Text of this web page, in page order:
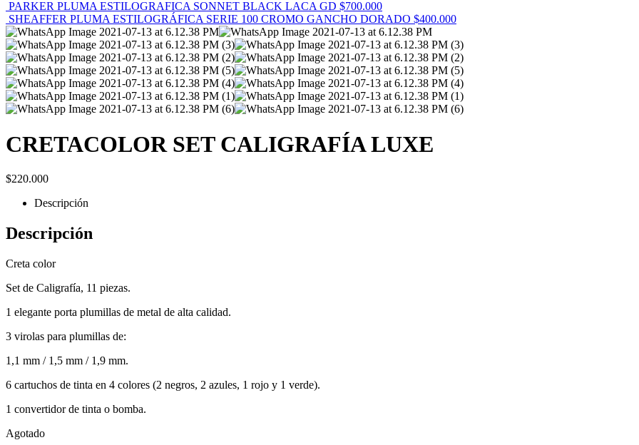
PARKER PLUMA ESTILOGRAFICA SONNET BLACK LACA GD $700.000
SHEAFFER PLUMA ESTILOGRÁFICA SERIE 100 CROMO GANCHO DORADO $400.000
CRETACOLOR SET CALIGRAFÍA LUXE
$220.000
Descripción
Descripción
Creta color
Set de Caligrafía, 11 piezas.
1 elegante porta plumillas de metal de alta calidad.
3 virolas para plumillas de:
1,1 mm / 1,5 mm / 1,9 mm.
6 cartuchos de tinta en 4 colores (2 negros, 2 azules, 1 rojo y 1 verde).
1 convertidor de tinta o bomba.
Agotado